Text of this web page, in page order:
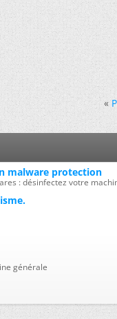
«
malware protection
: désinfectez votre
générale